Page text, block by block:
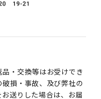
・交換等はお受けでき
損・事故、及び弊社の
送りした場合は、お届